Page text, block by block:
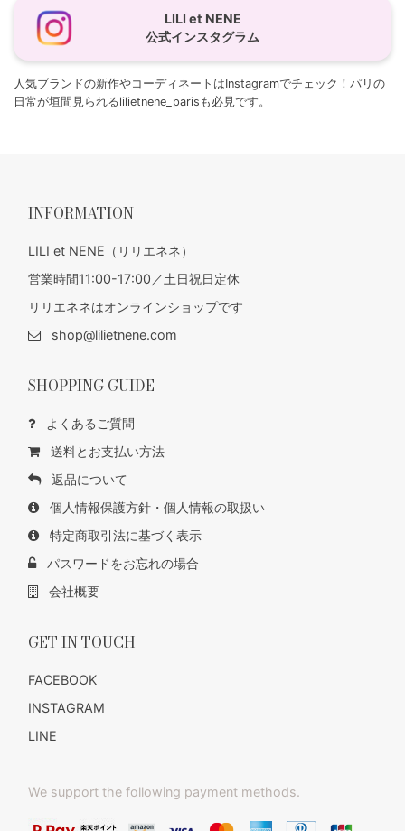
LILI et NENE
公式インスタグラム
人気ブランドの新作やコーディネートはInstagramでチェック！パリの
日常が垣間見られるlilietnene_paris も必見です。
INFORMATION
LILI et NENE（リリエネネ）
営業時間11:00-17:00／土日祝日定休
リリエネネはオンラインショップです
shop@lilietnene.com
SHOPPING GUIDE
よくあるご質問
送料とお支払い方法
返品について
個人情報保護方針・個人情報の取扱い
特定商取引法に基づく表示
パスワードをお忘れの場合
会社概要
GET IN TOUCH
FACEBOOK
INSTAGRAM
LINE
We support the following payment methods.